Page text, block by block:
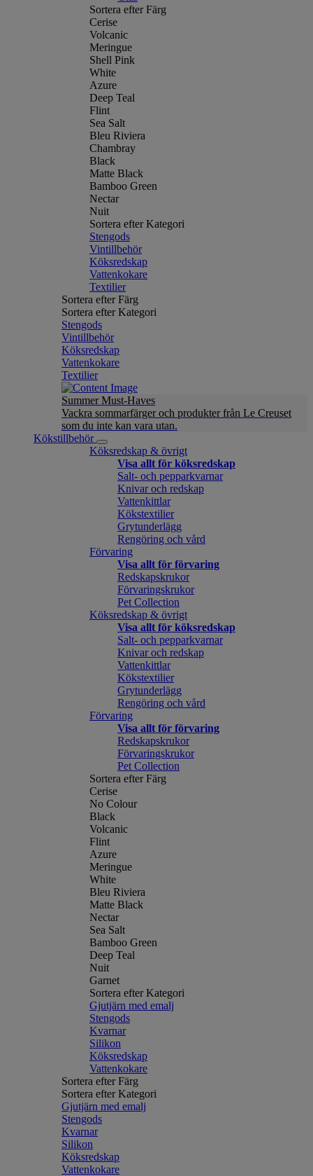
Sortera efter Färg
Cerise
Volcanic
Meringue
Shell Pink
White
Azure
Deep Teal
Flint
Sea Salt
Bleu Riviera
Chambray
Black
Matte Black
Bamboo Green
Nectar
Nuit
Sortera efter Kategori
Stengods
Vintillbehör
Köksredskap
Vattenkokare
Textilier
Sortera efter Färg
Sortera efter Kategori
Stengods
Vintillbehör
Köksredskap
Vattenkokare
Textilier
Summer Must-Haves
Vackra sommarfärger och produkter från Le Creuset
som du inte kan vara utan.
Kökstillbehör
Köksredskap & övrigt
Visa allt för köksredskap
Salt- och pepparkvarnar
Knivar och redskap
Vattenkittlar
Kökstextilier
Grytunderlägg
Rengöring och vård
Förvaring
Visa allt för förvaring
Redskapskrukor
Förvaringskrukor
Pet Collection
Köksredskap & övrigt
Visa allt för köksredskap
Salt- och pepparkvarnar
Knivar och redskap
Vattenkittlar
Kökstextilier
Grytunderlägg
Rengöring och vård
Förvaring
Visa allt för förvaring
Redskapskrukor
Förvaringskrukor
Pet Collection
Sortera efter Färg
Cerise
No Colour
Black
Volcanic
Flint
Azure
Meringue
White
Bleu Riviera
Matte Black
Nectar
Sea Salt
Bamboo Green
Deep Teal
Nuit
Garnet
Sortera efter Kategori
Gjutjärn med emalj
Stengods
Kvarnar
Silikon
Köksredskap
Vattenkokare
Sortera efter Färg
Sortera efter Kategori
Gjutjärn med emalj
Stengods
Kvarnar
Silikon
Köksredskap
Vattenkokare